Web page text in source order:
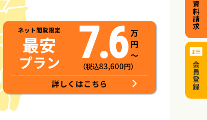
資料請求
会員登録
7.6 万
円
～
（税込83,600円）
ネット閲覧限定
最安
プラン
詳しくはこちら